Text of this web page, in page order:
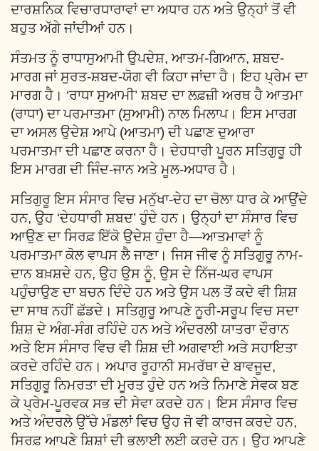
ਦਾਰਸ਼ਨਿਕ ਵਿਚਾਰਧਾਰਾਵਾਂ ਦਾ ਅਧਾਰ ਹਨ ਅਤੇ ਉਨ੍ਹਾਂ ਤੋਂ ਵੀ
ਬਹੁਤ ਅੱਗੇ ਜਾਂਦੀਆਂ ਹਨ।
ਸੰਤਮਤ ਨੂੰ ਰਾਧਾਸੁਆਮੀ ਉਪਦੇਸ਼, ਆਤਮ-ਗਿਆਨ, ਸ਼ਬਦ-
ਮਾਰਗ ਜਾਂ ਸੁਰਤ-ਸ਼ਬਦ-ਯੋਗ ਵੀ ਕਿਹਾ ਜਾਂਦਾ ਹੈ। ਇਹ ਪ੍ਰੇਮ ਦਾ
ਮਾਰਗ ਹੈ। ‘ਰਾਧਾ ਸੁਆਮੀ’ ਸ਼ਬਦ ਦਾ ਲਫ਼ਜ਼ੀ ਅਰਥ ਹੈ ਆਤਮਾ
(ਰਾਧਾ) ਦਾ ਪਰਮਾਤਮਾ (ਸੁਆਮੀ) ਨਾਲ ਮਿਲਾਪ। ਇਸ ਮਾਰਗ
ਦਾ ਅਸਲ ਉਦੇਸ਼ ਆਪੇ (ਆਤਮਾ) ਦੀ ਪਛਾਣ ਦੁਆਰਾ
ਪਰਮਾਤਮਾ ਦੀ ਪਛਾਣ ਕਰਨਾ ਹੈ। ਦੇਹਧਾਰੀ ਪੂਰਨ ਸਤਿਗੁਰੂ ਹੀ
ਇਸ ਮਾਰਗ ਦੀ ਜਿੰਦ-ਜਾਨ ਅਤੇ ਮੂਲ-ਅਧਾਰ ਹੈ।
ਸਤਿਗੁਰੂ ਇਸ ਸੰਸਾਰ ਵਿਚ ਮਨੁੱਖਾ-ਦੇਹ ਦਾ ਚੋਲਾ ਧਾਰ ਕੇ ਆਉਂਦੇ
ਹਨ, ਉਹ ‘ਦੇਹਧਾਰੀ ਸ਼ਬਦ’ ਹੁੰਦੇ ਹਨ। ਉਨ੍ਹਾਂ ਦਾ ਸੰਸਾਰ ਵਿਚ
ਆਉਣ ਦਾ ਸਿਰਫ਼ ਇੱਕੋ ਉਦੇਸ਼ ਹੁੰਦਾ ਹੈ—ਆਤਮਾਵਾਂ ਨੂੰ
ਪਰਮਾਤਮਾ ਕੋਲ ਵਾਪਸ ਲੈ ਜਾਣਾ। ਜਿਸ ਜੀਵ ਨੂੰ ਸਤਿਗੁਰੂ ਨਾਮ-
ਦਾਨ ਬਖ਼ਸ਼ਦੇ ਹਨ, ਉਹ ਉਸ ਨੂੰ, ਉਸ ਦੇ ਨਿੱਜ-ਘਰ ਵਾਪਸ
ਪਹੁੰਚਾਉਣ ਦਾ ਬਚਨ ਦਿੰਦੇ ਹਨ ਅਤੇ ਉਸ ਪਲ ਤੋਂ ਕਦੇ ਵੀ ਸ਼ਿਸ਼
ਦਾ ਸਾਥ ਨਹੀਂ ਛੱਡਦੇ। ਸਤਿਗੁਰੂ ਆਪਣੇ ਨੂਰੀ-ਸਰੂਪ ਵਿਚ ਸਦਾ
ਸ਼ਿਸ਼ ਦੇ ਅੰਗ-ਸੰਗ ਰਹਿੰਦੇ ਹਨ ਅਤੇ ਅੰਦਰਲੀ ਯਾਤਰਾ ਦੌਰਾਨ
ਅਤੇ ਇਸ ਸੰਸਾਰ ਵਿਚ ਵੀ ਸ਼ਿਸ਼ ਦੀ ਅਗਵਾਈ ਅਤੇ ਸਹਾਇਤਾ
ਕਰਦੇ ਰਹਿੰਦੇ ਹਨ। ਅਪਾਰ ਰੂਹਾਨੀ ਸਮਰੱਥਾ ਦੇ ਬਾਵਜੂਦ,
ਸਤਿਗੁਰੂ ਨਿਮਰਤਾ ਦੀ ਮੂਰਤ ਹੁੰਦੇ ਹਨ ਅਤੇ ਨਿਮਾਣੇ ਸੇਵਕ ਬਣ
ਕੇ ਪ੍ਰੇਮ-ਪੂਰਵਕ ਸਭ ਦੀ ਸੇਵਾ ਕਰਦੇ ਹਨ। ਇਸ ਸੰਸਾਰ ਵਿਚ
ਅਤੇ ਅੰਦਰਲੇ ਉੱਚੇ ਮੰਡਲਾਂ ਵਿਚ ਉਹ ਜੋ ਵੀ ਕਾਰਜ ਕਰਦੇ ਹਨ,
ਸਿਰਫ਼ ਆਪਣੇ ਸ਼ਿਸ਼ਾਂ ਦੀ ਭਲਾਈ ਲਈ ਕਰਦੇ ਹਨ। ਉਹ ਆਪਣੇ